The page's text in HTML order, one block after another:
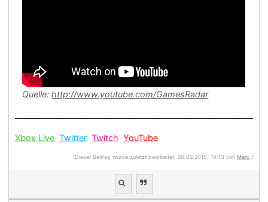
Quelle:http://www.youtube.com/GamesRadar
Xbox Live Twitter Twitch YouTube
(Dieser Beitrag wurde zuletzt bearbeitet: 26.02.2015, 10:13 von Marc.)